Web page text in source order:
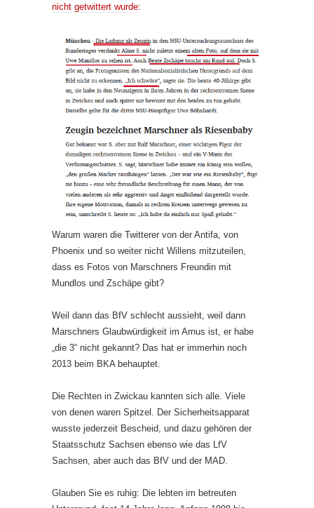
nicht getwittert wurde:
Warum waren die Twitterer von der Antifa, von
Phoenix und so weiter nicht Willens mitzuteilen,
dass es Fotos von Marschners Freundin mit
Mundlos und Zschäpe gibt?
Weil dann das BfV schlecht aussieht, weil dann
Marschners Glaubwürdigkeit im Arnus ist, er habe
„die 3“ nicht gekannt? Das hat er immerhin noch
2013 beim BKA behauptet.
Die Rechten in Zwickau kannten sich alle. Viele
von denen waren Spitzel. Der Sicherheitsapparat
wusste jederzeit Bescheid, und dazu gehören der
Staatsschutz Sachsen ebenso wie das LfV
Sachsen, aber auch das BfV und der MAD.
Glauben Sie es ruhig: Die lebten im betreuten